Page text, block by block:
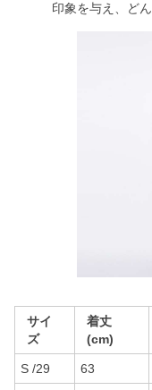
印象を与え、ど
サイ
ズ
着丈
(cm)
S /29 63